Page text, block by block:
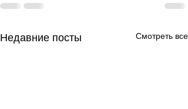
Недавние посты Смотреть все